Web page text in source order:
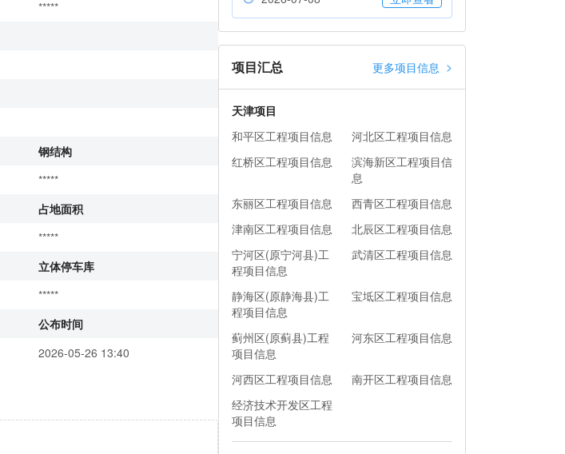
*****
钢结构
*****
占地面积
*****
立体停车库
*****
公布时间
2026-05-26 13:40
项目汇总 更多项目信息 >
天津项目
和平区工程项目信息
河北区工程项目信息
红桥区工程项目信息
滨海新区工程项目信
息
东丽区工程项目信息
西青区工程项目信息
津南区工程项目信息
北辰区工程项目信息
宁河区(原宁河县)工
程项目信息
武清区工程项目信息
静海区(原静海县)工
程项目信息
宝坻区工程项目信息
蓟州区(原蓟县)工程
项目信息
河东区工程项目信息
河西区工程项目信息
南开区工程项目信息
经济技术开发区工程
项目信息